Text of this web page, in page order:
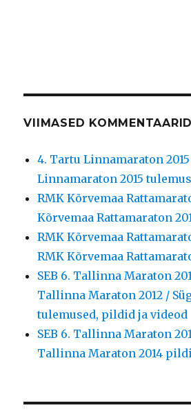
VIIMASED KOMMENTAARID
4. Tartu Linnamaraton
Linnamaraton 2015
RMK Kõrvemaa
Kõrvemaa Rattamaraton
RMK Kõrvemaa
RMK Kõrvemaa
SEB 6. Tallinna Maraton
Tallinna Maraton 2012 /
tulemused, pildid ja videod
SEB 6. Tallinna Maraton
Tallinna Maraton 2014